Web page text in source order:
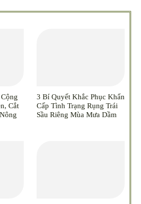
Cắt
3 Bí Quyết Khắc Phục Khẩn
Cấp Tình Trạng Rụng Trái
Sầu Riêng Mùa Mưa Dầm